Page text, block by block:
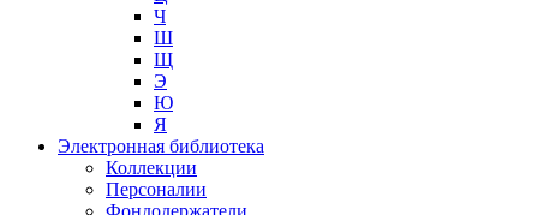
Ч
Ш
Щ
Э
Ю
Я
Электронная библиотека
Коллекции
Персоналии
Фондодержатели